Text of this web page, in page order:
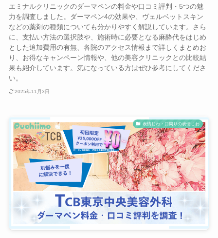
エミナルクリニックのダーマペンの料金や口コミ評判・5つの魅
力を調査しました。ダーマペン4の効果や、ヴェルベットスキン
などの薬剤の種類についても分かりやすく解説しています。さら
に、支払い方法の選択肢や、施術時に必要となる麻酔代をはじめ
とした追加費用の有無、各院のアクセス情報まで詳しくまとめお
り、お得なキャンペーン情報や、他の美容クリニックとの比較結
果も紹介しています。気になっている方はぜひ参考にしてくださ
い。
2025年11月3日
表情じわ・口周りの表情じわ